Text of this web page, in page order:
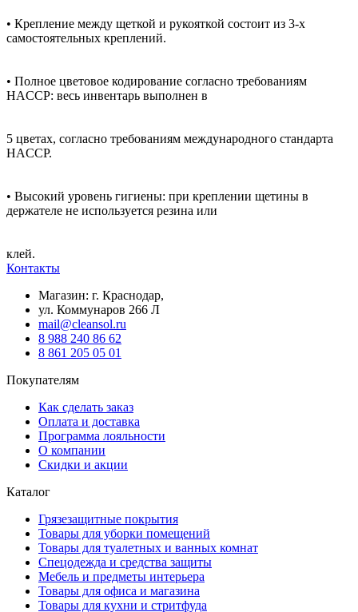
• Крепление между щеткой и рукояткой состоит из 3-х
самостоятельных креплений.
• Полное цветовое кодирование согласно требованиям
HACCP: весь инвентарь выполнен в
5 цветах, согласно требованиям международного стандарта
HACCP.
• Высокий уровень гигиены: при креплении щетины в
держателе не используется резина или
клей.
Контакты
Магазин: г. Краснодар,
ул. Коммунаров 266 Л
mail@cleansol.ru
8 988 240 86 62
8 861 205 05 01
Покупателям
Как сделать заказ
Оплата и доставка
Программа лояльности
О компании
Скидки и акции
Каталог
Грязезащитные покрытия
Товары для уборки помещений
Товары для туалетных и ванных комнат
Спецодежда и средства защиты
Мебель и предметы интерьера
Товары для офиса и магазина
Товары для кухни и стритфуда